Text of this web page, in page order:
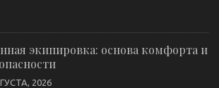
экипировка: основа комфорта и
2026